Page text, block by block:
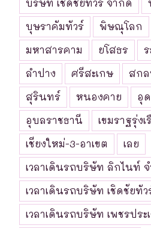
บุษราคัมทัวร์
พิษณุโลก
มหาสารคาม
ยโสธร
ลำปาง
ศรีสะเกษ สก
สุรินทร์
หนองคาย
อุ
อุบลราชธานี
เขมราฐรุ่ง
เชียงใหม่-3-อาเขต
เลย
เวลาเดินรถบริษัท ลิกไนท์
เวลาเดินรถบริษัท เชิดชัยทั
เวลาเดินรถบริษัท เพชรประ